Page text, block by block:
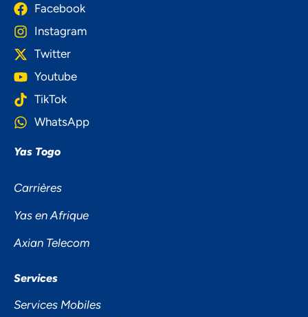
Facebook
Instagram
Twitter
Youtube
TikTok
WhatsApp
Yas Togo
Carrières
Yas en Afrique
Axian Telecom
Services
Services Mobiles
NOUS ACCORDONS DE
L'IMPORTANCE À VOTRE VIE